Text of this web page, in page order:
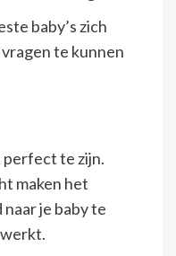
baby’s zich
te kunnen
te zijn.
maken het
je baby te